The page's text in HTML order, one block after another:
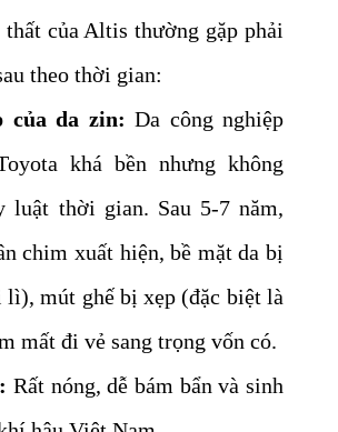
của Altis thường gặp phải
theo thời gian:
của da zin: Da công nghiệp
khá bền nhưng không
luật thời gian. Sau 5-7 năm,
chim xuất hiện, bề mặt da bị
lì), mút ghế bị xẹp (đặc biệt là
mất đi vẻ sang trọng vốn có.
Rất nóng, dễ bám bẩn và sinh